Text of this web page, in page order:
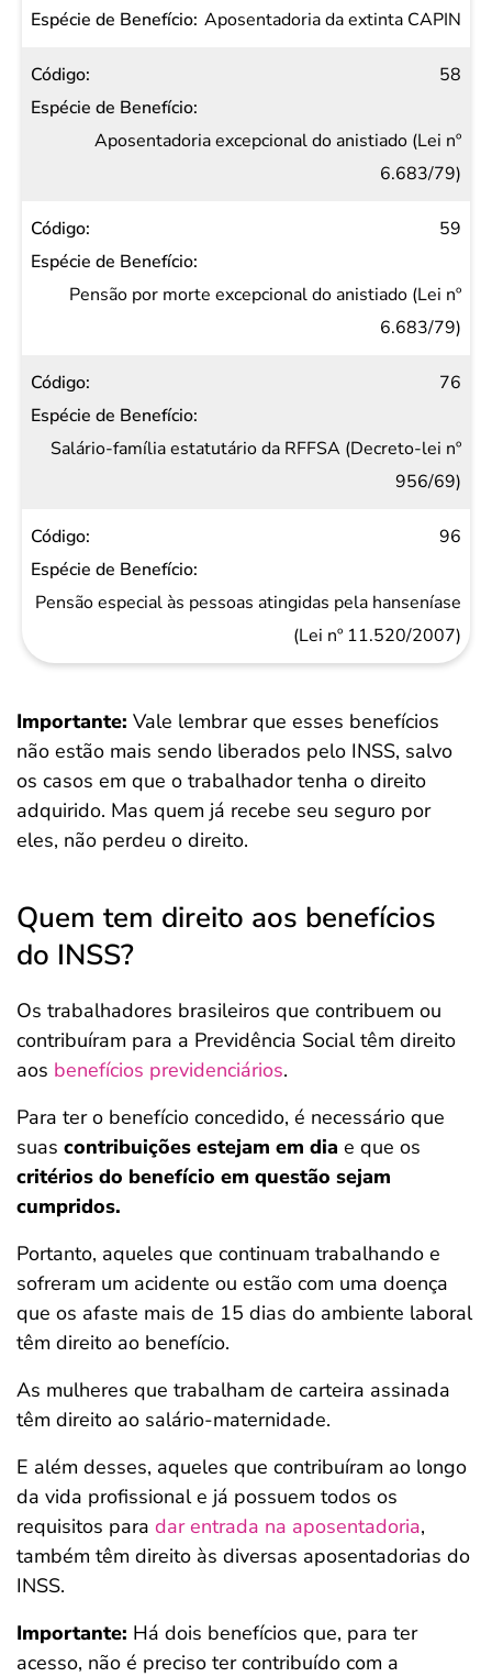
Aposentadoria da extinta CAPIN
58
Aposentadoria excepcional do anistiado (Lei nº
6.683/79)
59
Pensão por morte excepcional do anistiado (Lei nº
6.683/79)
76
Salário-família estatutário da RFFSA (Decreto-lei nº
956/69)
96
Pensão especial às pessoas atingidas pela hanseníase
(Lei nº 11.520/2007)
Importante: Vale lembrar que esses benefícios
não estão mais sendo liberados pelo INSS, salvo
os casos em que o trabalhador tenha o direito
adquirido. Mas quem já recebe seu seguro por
eles, não perdeu o direito.
Quem tem direito aos benefícios
do INSS?
Os trabalhadores brasileiros que contribuem ou
contribuíram para a Previdência Social têm direito
aos benefícios previdenciários.
Para ter o benefício concedido, é necessário que
suas contribuições estejam em dia e que os
critérios do benefício em questão sejam
cumpridos.
Portanto, aqueles que continuam trabalhando e
sofreram um acidente ou estão com uma doença
que os afaste mais de 15 dias do ambiente laboral
têm direito ao benefício.
As mulheres que trabalham de carteira assinada
têm direito ao salário-maternidade.
E além desses, aqueles que contribuíram ao longo
da vida profissional e já possuem todos os
requisitos para dar entrada na aposentadoria,
também têm direito às diversas aposentadorias do
INSS.
Importante: Há dois benefícios que, para ter
acesso, não é preciso ter contribuído com a